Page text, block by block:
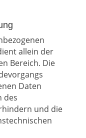
allein der
Bereich. Die
Daten
des
und die